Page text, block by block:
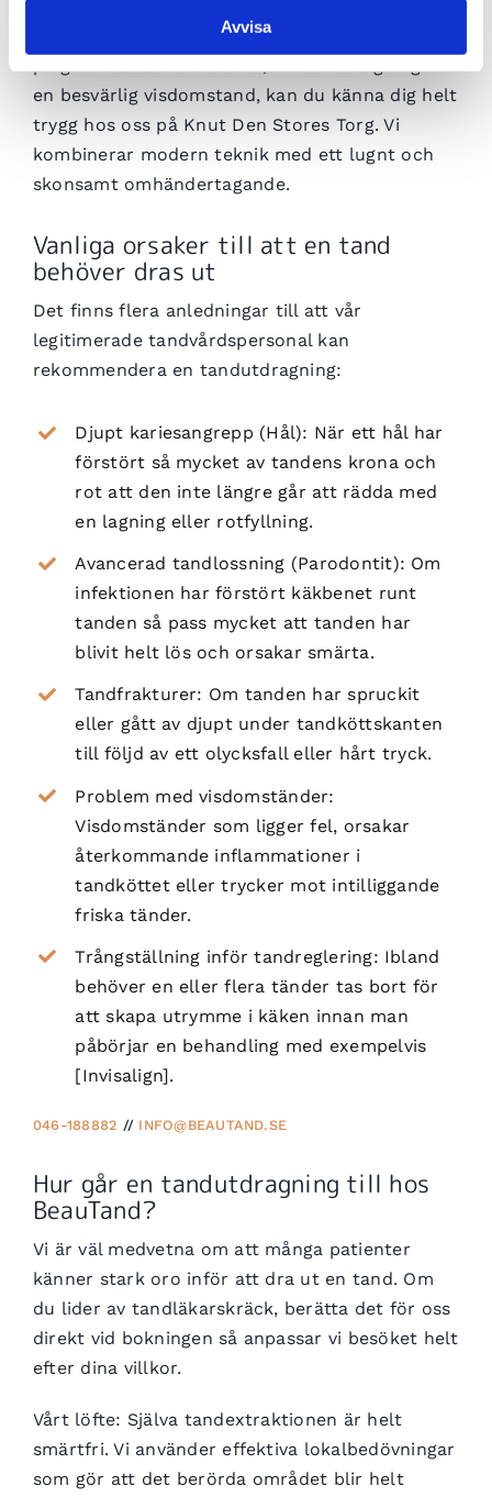
Avvisa
Oavsett om det gäller en akut tandutdragning
en besvärlig visdomstand, kan du känna dig helt
trygg hos oss på Knut Den Stores Torg. Vi
kombinerar modern teknik med ett lugnt och
skonsamt omhändertagande.
Vanliga orsaker till att en tand
behöver dras ut
Det finns flera anledningar till att vår
legitimerade tandvårdspersonal kan
rekommendera en tandutdragning:
Djupt kariesangrepp (Hål): När ett hål har
förstört så mycket av tandens krona och
rot att den inte längre går att rädda med
en lagning eller rotfyllning.
Avancerad tandlossning (Parodontit): Om
infektionen har förstört käkbenet runt
tanden så pass mycket att tanden har
blivit helt lös och orsakar smärta.
Tandfrakturer: Om tanden har spruckit
eller gått av djupt under tandköttskanten
till följd av ett olycksfall eller hårt tryck.
Problem med visdomständer:
Visdomständer som ligger fel, orsakar
återkommande inflammationer i
tandköttet eller trycker mot intilliggande
friska tänder.
Trångställning inför tandreglering: Ibland
behöver en eller flera tänder tas bort för
att skapa utrymme i käken innan man
påbörjar en behandling med exempelvis
[Invisalign].
046-188882 // INFO@BEAUTAND.SE
Hur går en tandutdragning till hos
BeauTand?
Vi är väl medvetna om att många patienter
känner stark oro inför att dra ut en tand. Om
du lider av tandläkarskräck, berätta det för oss
direkt vid bokningen så anpassar vi besöket helt
efter dina villkor.
Vårt löfte: Själva tandextraktionen är helt
smärtfri. Vi använder effektiva lokalbedövningar
som gör att det berörda området blir helt